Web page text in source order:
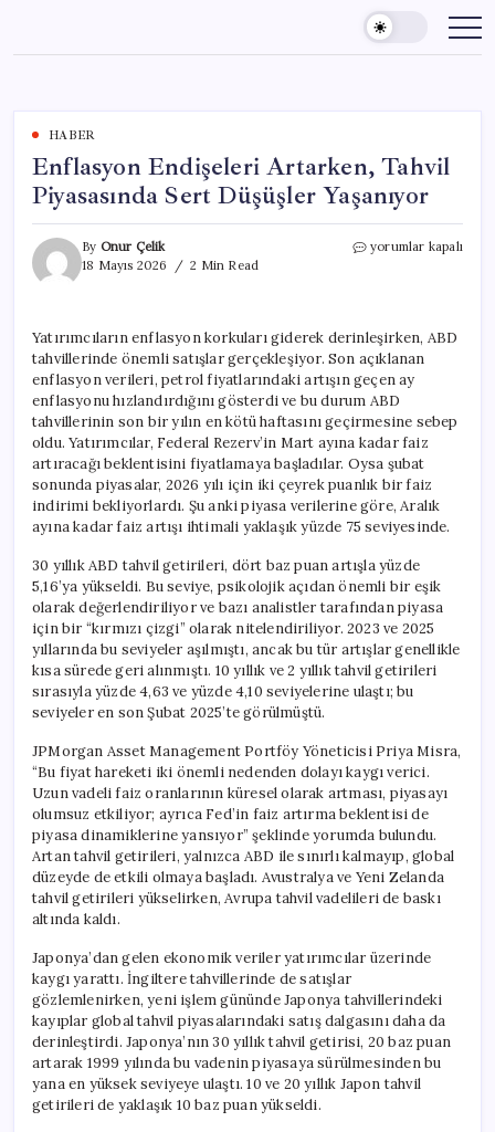
content
HABER
Enflasyon Endişeleri Artarken, Tahvil
Piyasasında Sert Düşüşler Yaşanıyor
By Onur Çelik
18 Mayıs 2026
2 Min Read
Enflasyon
Sert
Düşüşler
Yaşanıyor
için
yorumlar kapalı
Yatırımcıların enflasyon korkuları giderek derinleşirken, ABD
tahvillerinde önemli satışlar gerçekleşiyor. Son açıklanan
enflasyon verileri, petrol fiyatlarındaki artışın geçen ay
enflasyonu hızlandırdığını gösterdi ve bu durum ABD
tahvillerinin son bir yılın en kötü haftasını geçirmesine sebep
oldu. Yatırımcılar, Federal Rezerv’in Mart ayına kadar faiz
artıracağı beklentisini fiyatlamaya başladılar. Oysa şubat
sonunda piyasalar, 2026 yılı için iki çeyrek puanlık bir faiz
indirimi bekliyorlardı. Şu anki piyasa verilerine göre, Aralık
ayına kadar faiz artışı ihtimali yaklaşık yüzde 75 seviyesinde.
30 yıllık ABD tahvil getirileri, dört baz puan artışla yüzde
5,16’ya yükseldi. Bu seviye, psikolojik açıdan önemli bir eşik
olarak değerlendiriliyor ve bazı analistler tarafından piyasa
için bir “kırmızı çizgi” olarak nitelendiriliyor. 2023 ve 2025
yıllarında bu seviyeler aşılmıştı, ancak bu tür artışlar genellikle
kısa sürede geri alınmıştı. 10 yıllık ve 2 yıllık tahvil getirileri
sırasıyla yüzde 4,63 ve yüzde 4,10 seviyelerine ulaştı; bu
seviyeler en son Şubat 2025’te görülmüştü.
JPMorgan Asset Management Portföy Yöneticisi Priya Misra,
“Bu fiyat hareketi iki önemli nedenden dolayı kaygı verici.
Uzun vadeli faiz oranlarının küresel olarak artması, piyasayı
olumsuz etkiliyor; ayrıca Fed’in faiz artırma beklentisi de
piyasa dinamiklerine yansıyor” şeklinde yorumda bulundu.
Artan tahvil getirileri, yalnızca ABD ile sınırlı kalmayıp, global
düzeyde de etkili olmaya başladı. Avustralya ve Yeni Zelanda
tahvil getirileri yükselirken, Avrupa tahvil vadelileri de baskı
altında kaldı.
Japonya’dan gelen ekonomik veriler yatırımcılar üzerinde
kaygı yarattı. İngiltere tahvillerinde de satışlar
gözlemlenirken, yeni işlem gününde Japonya tahvillerindeki
kayıplar global tahvil piyasalarındaki satış dalgasını daha da
derinleştirdi. Japonya’nın 30 yıllık tahvil getirisi, 20 baz puan
artarak 1999 yılında bu vadenin piyasaya sürülmesinden bu
yana en yüksek seviyeye ulaştı. 10 ve 20 yıllık Japon tahvil
getirileri de yaklaşık 10 baz puan yükseldi.